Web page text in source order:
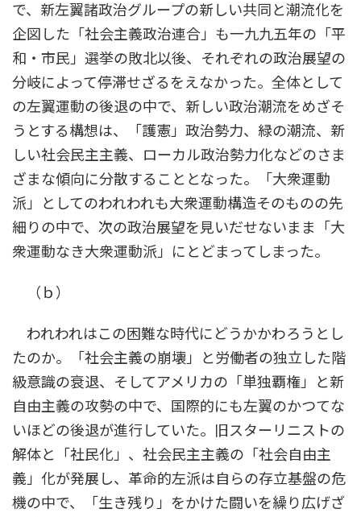
で、新左翼諸政治グループの新しい共同と潮流化を
企図した「社会主義政治連合」も一九九五年の「平
和・市民」選挙の敗北以後、それぞれの政治展望の
分岐によって停滞せざるをえなかった。全体として
の左翼運動の後退の中で、新しい政治潮流をめざそ
うとする構想は、「護憲」政治勢力、緑の潮流、新
しい社会民主主義、ローカル政治勢力化などのさま
ざまな傾向に分散することとなった。「大衆運動
派」としてのわれわれも大衆運動構造そのものの先
細りの中で、次の政治展望を見いだせないまま「大
衆運動なき大衆運動派」にとどまってしまった。
（ｂ）
われわれはこの困難な時代にどうかかわろうとし
たのか。「社会主義の崩壊」と労働者の独立した階
級意識の衰退、そしてアメリカの「単独覇権」と新
自由主義の攻勢の中で、国際的にも左翼のかつてな
いほどの後退が進行していた。旧スターリニストの
解体と「社民化」、社会民主主義の「社会自由主
義」化が発展し、革命的左派は自らの存立基盤の危
機の中で、「生き残り」をかけた闘いを繰り広げざ